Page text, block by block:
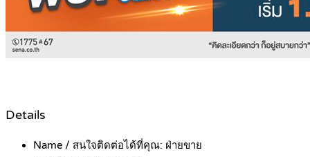
Details
Name / สนใจติดต่อได้ที่คุณ: ฝ่ายขาย